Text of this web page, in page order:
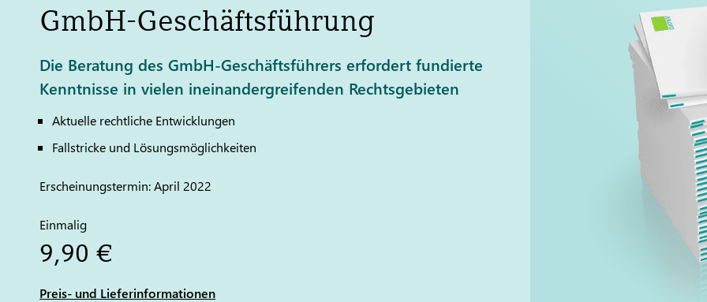
GmbH-Geschäftsführung
Die Beratung des GmbH-Geschäftsführers erfordert fundierte
Kenntnisse in vielen ineinandergreifenden Rechtsgebieten
Aktuelle rechtliche Entwicklungen
Fallstricke und Lösungsmöglichkeiten
Erscheinungstermin: April 2022
Einmalig
9,90 €
Preis- und Lieferinformationen